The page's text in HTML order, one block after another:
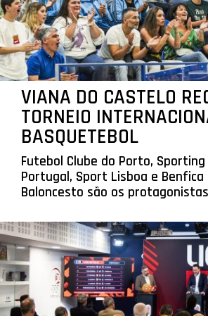
VIANA DO CASTELO
TORNEIO
BASQUETEBOL
Futebol Clube do Porto, Sporting
Portugal, Sport Lisboa e Benfica
Baloncesto são os